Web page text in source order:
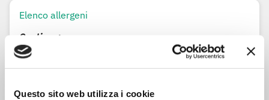
Questo sito web utilizza i cookie
Elenco allergeni
Contiene:
Senape